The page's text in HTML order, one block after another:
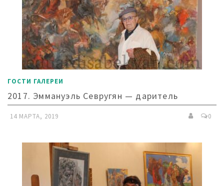
ГОСТИ ГАЛЕРЕИ
2017. Эммануэль Севругян — даритель
14 МАРТА, 2019 0